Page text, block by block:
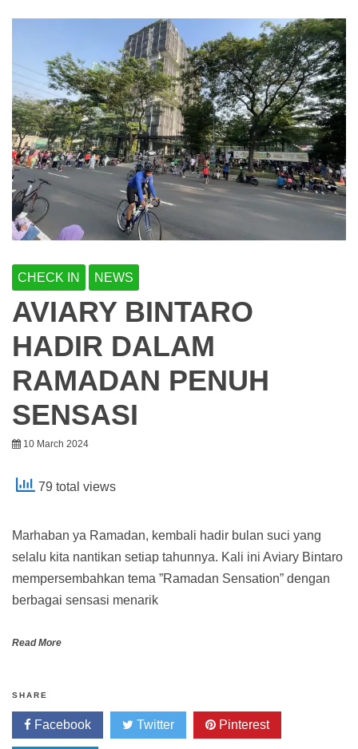
CHECK IN NEWS
AVIARY BINTARO
HADIR DALAM
RAMADAN PENUH
SENSASI
10 March 2024
79 total views
Marhaban ya Ramadan, kembali hadir bulan suci yang
selalu kita nantikan setiap tahunnya. Kali ini Aviary Bintaro
mempersembahkan tema ”Ramadan Sensation” dengan
berbagai sensasi menarik
Read More
SHARE
Facebook Twitter Pinterest